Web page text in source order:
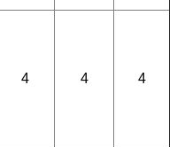
4 4 4